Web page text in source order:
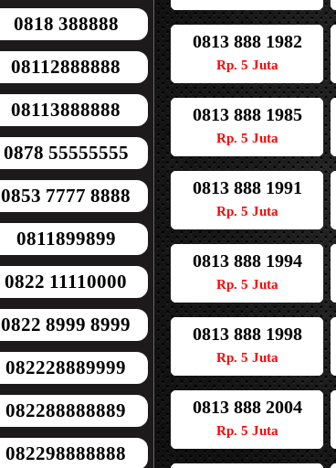
0818 388888
08112888888
08113888888
0878 55555555
0853 7777 8888
0811899899
0822 11110000
0822 8999 8999
082228889999
082288888889
082298888888
0813 888 1982
Rp. 5 Juta
0813 888 1985
Rp. 5 Juta
0813 888 1991
Rp. 5 Juta
0813 888 1994
Rp. 5 Juta
0813 888 1998
Rp. 5 Juta
0813 888 2004
Rp. 5 Juta